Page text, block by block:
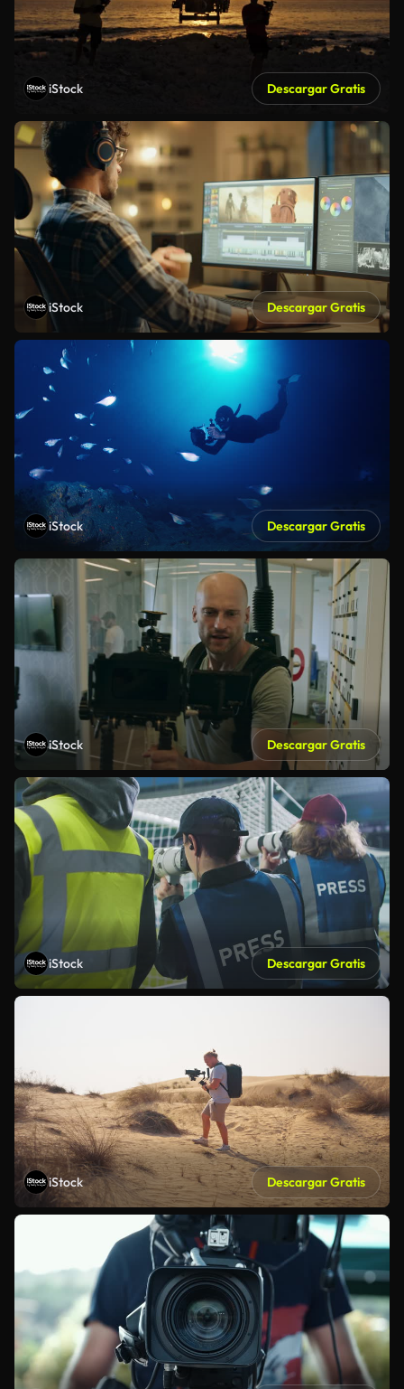
iStock Descargar Gratis
iStock Descargar Gratis
iStock Descargar Gratis
iStock Descargar Gratis
iStock Descargar Gratis
iStock Descargar Gratis